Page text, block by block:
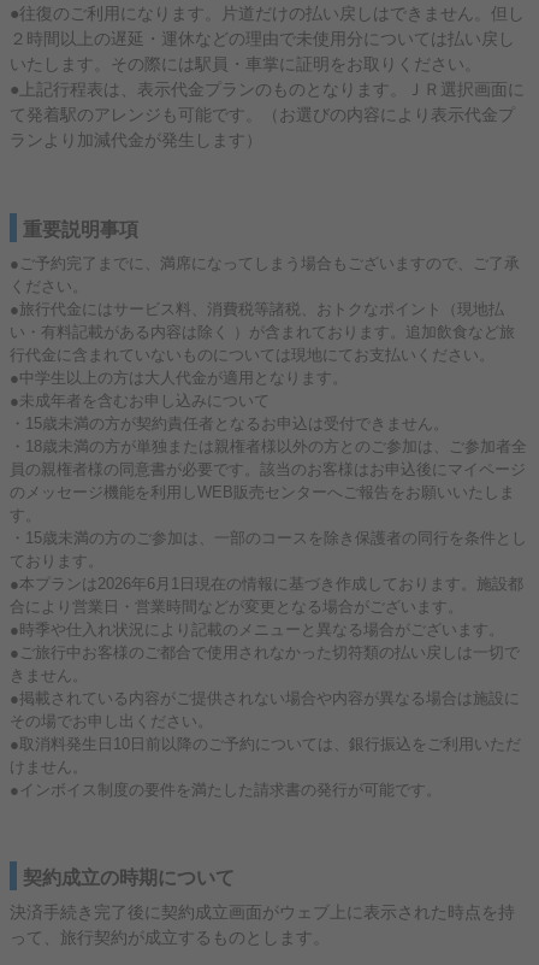
●往復のご利用になります。片道だけの払い戻しはできません。但し
２時間以上の遅延・運休などの理由で未使用分については払い戻し
いたします。その際には駅員・車掌に証明をお取りください。
●上記行程表は、表示代金プランのものとなります。ＪＲ選択画面に
て発着駅のアレンジも可能です。（お選びの内容により表示代金プ
ランより加減代金が発生します）
重要説明事項
●ご予約完了までに、満席になってしまう場合もございますので、ご了承
ください。
●旅行代金にはサービス料、消費税等諸税、おトクなポイント（現地払
い・有料記載がある内容は除く ）が含まれております。追加飲食など旅
行代金に含まれていないものについては現地にてお支払いください。
●中学生以上の方は大人代金が適用となります。
●未成年者を含むお申し込みについて
・15歳未満の方が契約責任者となるお申込は受付できません。
・18歳未満の方が単独または親権者様以外の方とのご参加は、ご参加者全
員の親権者様の同意書が必要です。該当のお客様はお申込後にマイページ
のメッセージ機能を利用しWEB販売センターへご報告をお願いいたしま
す。
・15歳未満の方のご参加は、一部のコースを除き保護者の同行を条件とし
ております。
●本プランは2026年6月1日現在の情報に基づき作成しております。施設都
合により営業日・営業時間などが変更となる場合がございます。
●時季や仕入れ状況により記載のメニューと異なる場合がございます。
●ご旅行中お客様のご都合で使用されなかった切符類の払い戻しは一切で
きません。
●掲載されている内容がご提供されない場合や内容が異なる場合は施設に
その場でお申し出ください。
●取消料発生日10日前以降のご予約については、銀行振込をご利用いただ
けません。
●インボイス制度の要件を満たした請求書の発行が可能です。
契約成立の時期について
決済手続き完了後に契約成立画面がウェブ上に表示された時点を持
って、旅行契約が成立するものとします。